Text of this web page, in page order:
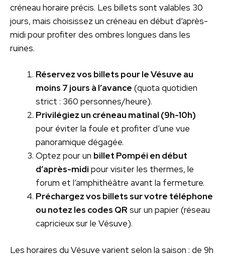
créneau horaire précis. Les billets sont valables 30
jours, mais choisissez un créneau en début d’après-
midi pour profiter des ombres longues dans les
ruines.
Réservez vos billets pour le Vésuve au
moins 7 jours à l’avance (quota quotidien
strict : 360 personnes/heure).
Privilégiez un créneau matinal (9h-10h)
pour éviter la foule et profiter d’une vue
panoramique dégagée.
Optez pour un billet Pompéi en début
d’après-midi pour visiter les thermes, le
forum et l’amphithéâtre avant la fermeture.
Préchargez vos billets sur votre téléphone
ou notez les codes QR sur un papier (réseau
capricieux sur le Vésuve).
Les horaires du Vésuve varient selon la saison : de 9h